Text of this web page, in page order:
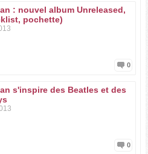
: nouvel album Unreleased,
pochette)
0
s'inspire des Beatles et des
0